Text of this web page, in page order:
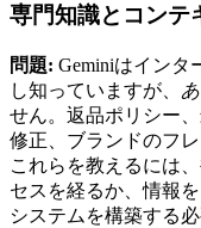
専門知識とコンテ
問題: Geminiはインタ
し知っていますが、
せん。返品ポリシー
修正、ブランドのフ
これらを教えるには
セスを経るか、情報
システムを構築する